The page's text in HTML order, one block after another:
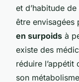
et d’habitude
être envisagées
en surpoids à
existe des
réduire l’appétit
son